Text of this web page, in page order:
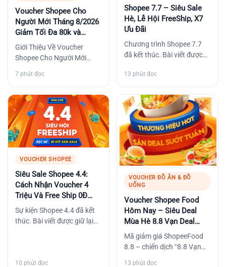
Voucher Shopee Cho
Người Mới Tháng 8/2026
Giảm Tối Đa 80k và
Freeship tối đa 500K
Giới Thiệu Về Voucher
Shopee Cho Người Mới
mới là các mã giảm giá đặc
biệt,…
7 phút đọc
Shopee 7.7 – Siêu Sale
Hè, Lễ Hội FreeShip, X7
Ưu Đãi
Chương trình Shopee 7.7
đã kết thúc. Bài viết được
thức và điều kiện…
13 phút đọc
VOUCHER SHOPEE
Siêu Sale Shopee 4.4:
Cách Nhận Voucher 4
Triệu Và Free Ship 0Đ
Nhanh Nhất
Sự kiện Shopee 4.4 đã kết
thúc. Bài viết được giữ lại
10 phút đọc
VOUCHER ĐỒ ĂN & ĐỒ
UỐNG
Voucher Shopee Food
Hôm Nay – Siêu Deal
Mùa Hè 8.8 Vạn Deal
Chốt Hạ
Mã giảm giá ShopeeFood
8.8 – chiến dịch “8.8 Vạn
13 phút đọc